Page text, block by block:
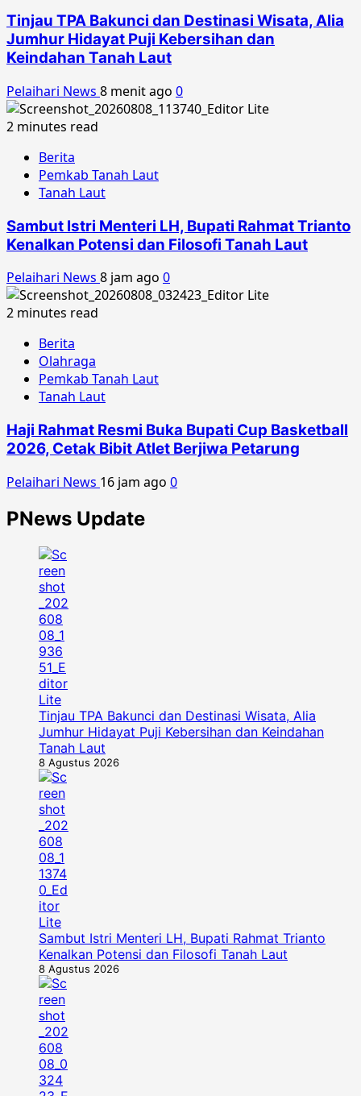
Tinjau TPA Bakunci dan Destinasi Wisata, Alia
Jumhur Hidayat Puji Kebersihan dan
Keindahan Tanah Laut
Pelaihari News 8 menit ago 0
2 minutes read
Berita
Pemkab Tanah Laut
Tanah Laut
Sambut Istri Menteri LH, Bupati Rahmat Trianto
Kenalkan Potensi dan Filosofi Tanah Laut
Pelaihari News 8 jam ago 0
2 minutes read
Berita
Olahraga
Pemkab Tanah Laut
Tanah Laut
Haji Rahmat Resmi Buka Bupati Cup Basketball
2026, Cetak Bibit Atlet Berjiwa Petarung
Pelaihari News 16 jam ago 0
PNews Update
Tinjau TPA Bakunci dan Destinasi Wisata, Alia
Jumhur Hidayat Puji Kebersihan dan Keindahan
Tanah Laut
8 Agustus 2026
Sambut Istri Menteri LH, Bupati Rahmat Trianto
Kenalkan Potensi dan Filosofi Tanah Laut
8 Agustus 2026